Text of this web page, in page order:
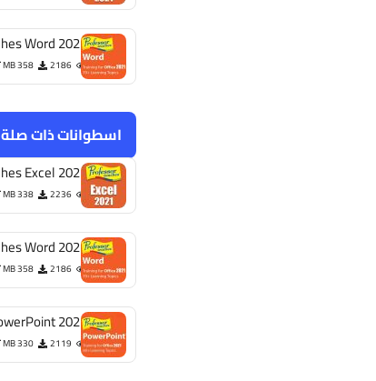
Word 2021
2186
358 MB
اسطوانات ذات صلة
Excel 2021
2236
338 MB
Word 2021
2186
358 MB
2021
2119
330 MB